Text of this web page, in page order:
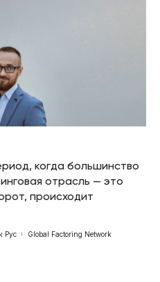
когда большинство
отрасль — это
происходит
Рус Global Factoring Network